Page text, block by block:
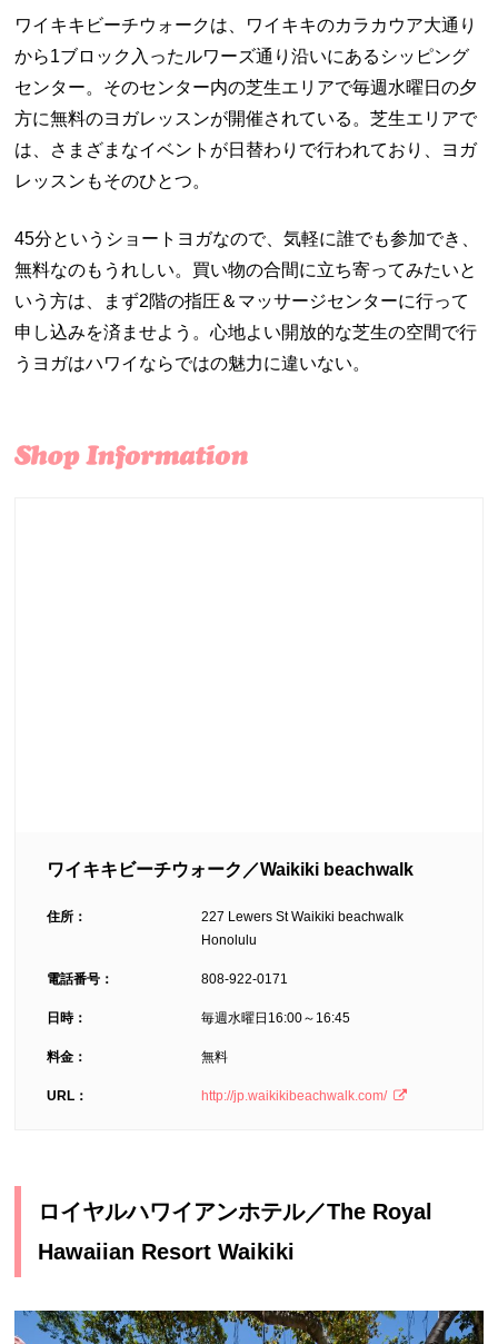
ワイキキビーチウォークは、ワイキキのカラカウア大通り
から1ブロック入ったルワーズ通り沿いにあるシッピング
センター。そのセンター内の芝生エリアで毎週水曜日の夕
方に無料のヨガレッスンが開催されている。芝生エリアで
は、さまざまなイベントが日替わりで行われており、ヨガ
レッスンもそのひとつ。
45分というショートヨガなので、気軽に誰でも参加でき、
無料なのもうれしい。買い物の合間に立ち寄ってみたいと
いう方は、まず2階の指圧＆マッサージセンターに行って
申し込みを済ませよう。心地よい開放的な芝生の空間で行
うヨガはハワイならではの魅力に違いない。
ワイキキビーチウォーク／Waikiki beachwalk
住所：
227 Lewers St Waikiki beachwalk
Honolulu
電話番号： 808-922-0171
日時： 毎週水曜日16:00～16:45
料金： 無料
URL： http://jp.waikikibeachwalk.com/
ロイヤルハワイアンホテル／The Royal
Hawaiian Resort Waikiki